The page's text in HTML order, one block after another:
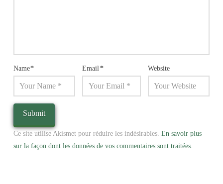
Name* Email* Website
Ce site utilise Akismet pour réduire les indésirables. En savoir plus
sur la façon dont les données de vos commentaires sont traitées.